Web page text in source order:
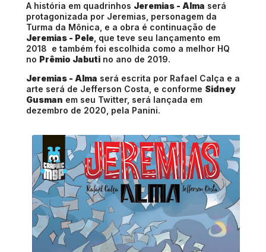
A história em quadrinhos Jeremias - Alma será
protagonizada por Jeremias, personagem da
Turma da Mônica, e a obra é continuação de
Jeremias - Pele , que teve seu lançamento em
2018 e também foi escolhida como a melhor HQ
no Prêmio Jabuti no ano de 2019.
Jeremias - Alma será escrita por Rafael Calça e a
arte será de Jefferson Costa, e conforme Sidney
Gusman em seu Twitter, será lançada em
dezembro de 2020, pela Panini.